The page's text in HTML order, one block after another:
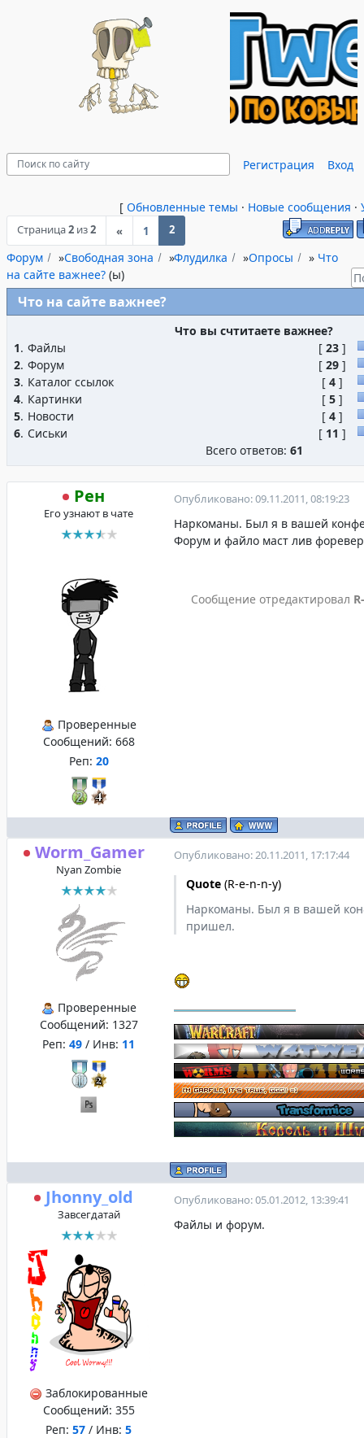
Регистрация Вход
[ Обновленные темы · Новые сообщения ·
Страница2 из2 « 1 2
Форум »Свободная зона »Флудилка »Опросы » Что
на сайте важнее? (ы)
Что на сайте важнее?
Что вы счтитаете важнее?
1. Файлы [ 23]
2. Форум [ 29]
3. Каталог ссылок [ 4]
4. Картинки [ 5]
5. Новости [ 4]
6. Сиськи [ 11 ]
Всего ответов: 61
Рен
Его узнают в чате
Проверенные
Сообщений: 668
Реп: 20
Опубликовано: 09.11.2011, 08:19:23
Наркоманы. Был я в вашей
Форум и файло маст лив форевер
Сообщение отредактировал
Worm_Gamer
Nyan Zombie
Проверенные
Сообщений: 1327
Реп: 49 / Инв: 11
Опубликовано: 20.11.2011, 17:17:44
Quote (R-e-n-n-y)
Наркоманы. Был я в вашей
пришел.
Jhonny_old
Завсегдатай
Заблокированные
Сообщений: 355
Реп: 57 / Инв: 5
Опубликовано: 05.01.2012, 13:39:41
Файлы и форум.